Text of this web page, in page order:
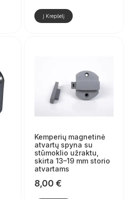
Į Krepšelį
Kemperių magnetinė
atvartų spyna su
stūmoklio užraktu,
skirta 13–19 mm storio
atvartams
8,00 €